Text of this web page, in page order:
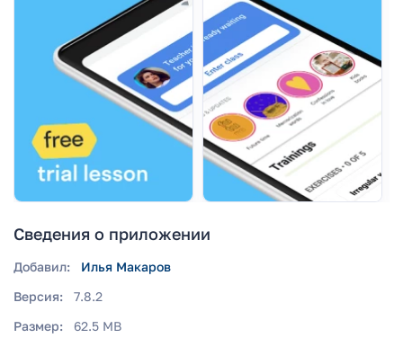
Сведения о приложении
Добавил:
Илья Макаров
Версия:
7.8.2
Размер:
62.5 MB